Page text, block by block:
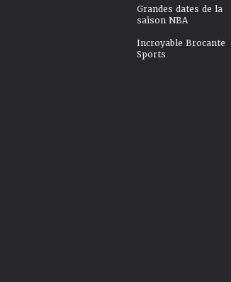
Grandes dates de la
saison NBA
Incroyable Brocante
Sports